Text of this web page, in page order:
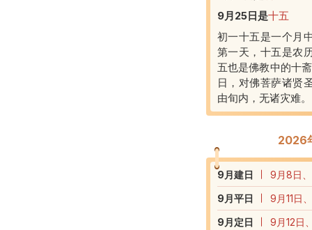
9月25日是十五
初一十五是一个月
第一天，十五是农
五也是佛教中的十
日，对佛菩萨诸贤
由旬内，无诸灾难
2026
9 月建日
9月8日
9 月平日
9月11日
9 月定日
9月12日